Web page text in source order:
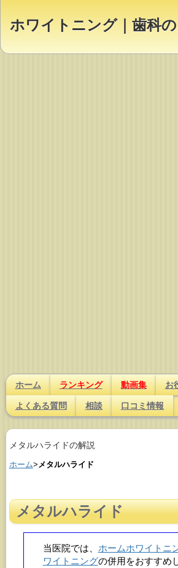
ホーム ランキング 動画集 お
よくある質問 相談 口コミ情報
メタルハライドの解説
ホーム>メタルハライド
メタルハライド
当医院では、 ホームホワイトニ
ワイトニングの併用をおすすめ